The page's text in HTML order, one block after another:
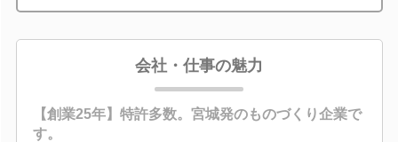
会社・仕事の魅力
【創業25年】特許多数。宮城発のものづくり企業で
す。